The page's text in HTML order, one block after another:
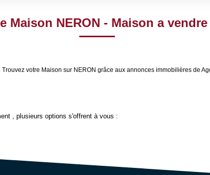
Maison NERON - Maison a vendre
votre Maison sur NERON grâce aux annonces immobilières de
, plusieurs options s'offrent à vous :